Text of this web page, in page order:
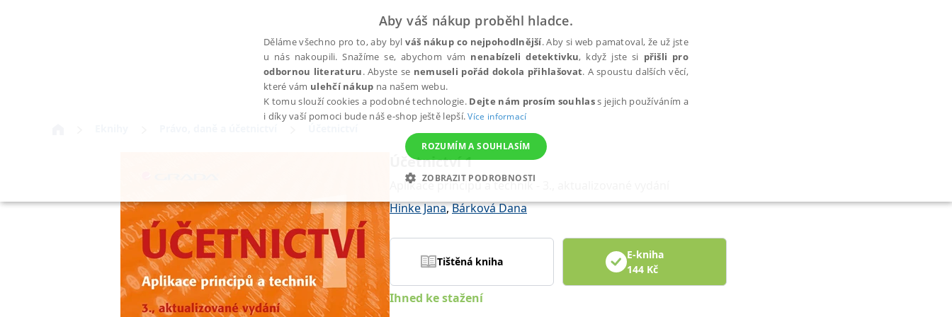
Účetnictví 1
Aplikace principů a technik - 3., aktualizované vydání
Hinke Jana,Bárková Dana
Tištěná kniha
E-kniha
144 Kč
Ihned ke stažení
Aby váš nákup proběhl hladce.
Děláme všechno pro to, aby bylváš nákup co nejpohodlnější. Aby si web pamatoval, že už jste
u nás nakoupili. Snažíme se, abychom vám nenabízeli detektivku, když jste si přišli pro
odbornou literaturu. Abyste se nemuseli pořád dokola přihlašovat. A spoustu dalších věcí,
které vám ulehčí nákup na našem webu.
K tomu slouží cookies a podobné technologie. Dejte nám prosím souhlass jejich používáním a
i díky vaší pomoci bude náš e-shop ještě lepší.Více informací
ROZUMÍM A SOUHLASÍM
ZOBRAZIT PODROBNOSTI
NEZBYTNÉ ANALYTICKÉ MARKETINGOVÉ FUNKČNÍ NEZAŘAZENÉ SOUBORY
Nezbytné Analytické Marketingové Nezařazené soubory
Nezbytně nutné soubory cookie umožňují základní funkce webových stránek, jako je přihlášení uživatele a správa účtu. Webové stránky nelze bez nezbytně nutných souborů cookie správně používat.
Provider /